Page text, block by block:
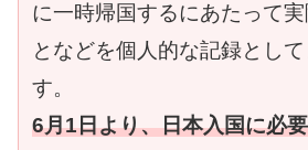
に一時帰国するにあたって
となどを個人的な記録とし
す。
6月1日より、日本入国に必